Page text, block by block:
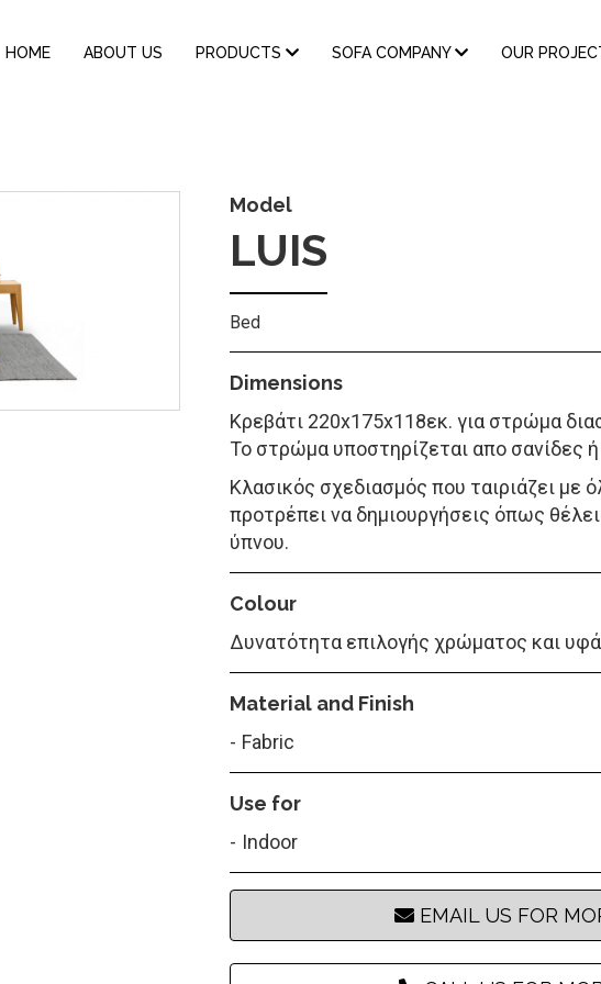
MAIN
NAVIGATION
HOME ABOUT US PRODUCTS SOFA COMPANY OUR
Model
LUIS
Bed
Dimensions
Kρεβάτι 220x175x118εκ. για στρώμα
Το στρώμα υποστηρίζεται απο σανίδες
Κλασικός σχεδιασμός που ταιριάζει με
προτρέπει να δημιουργήσεις όπως
ύπνου.
Colour
Δυνατότητα επιλογής χρώματος και
Material and Finish
Fabric
Use for
Indoor
EMAIL US FOR